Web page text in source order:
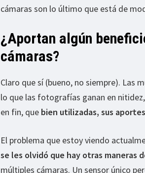
cámaras son lo último que está de
¿Aportan algún
cámaras?
Claro que sí (bueno, no siempre). Las
lo que las fotografías ganan en
en fin, que bien utilizadas, sus
El problema que estoy viendo
se les olvidó que hay otras maneras
múltiples cámaras. Un sensor único